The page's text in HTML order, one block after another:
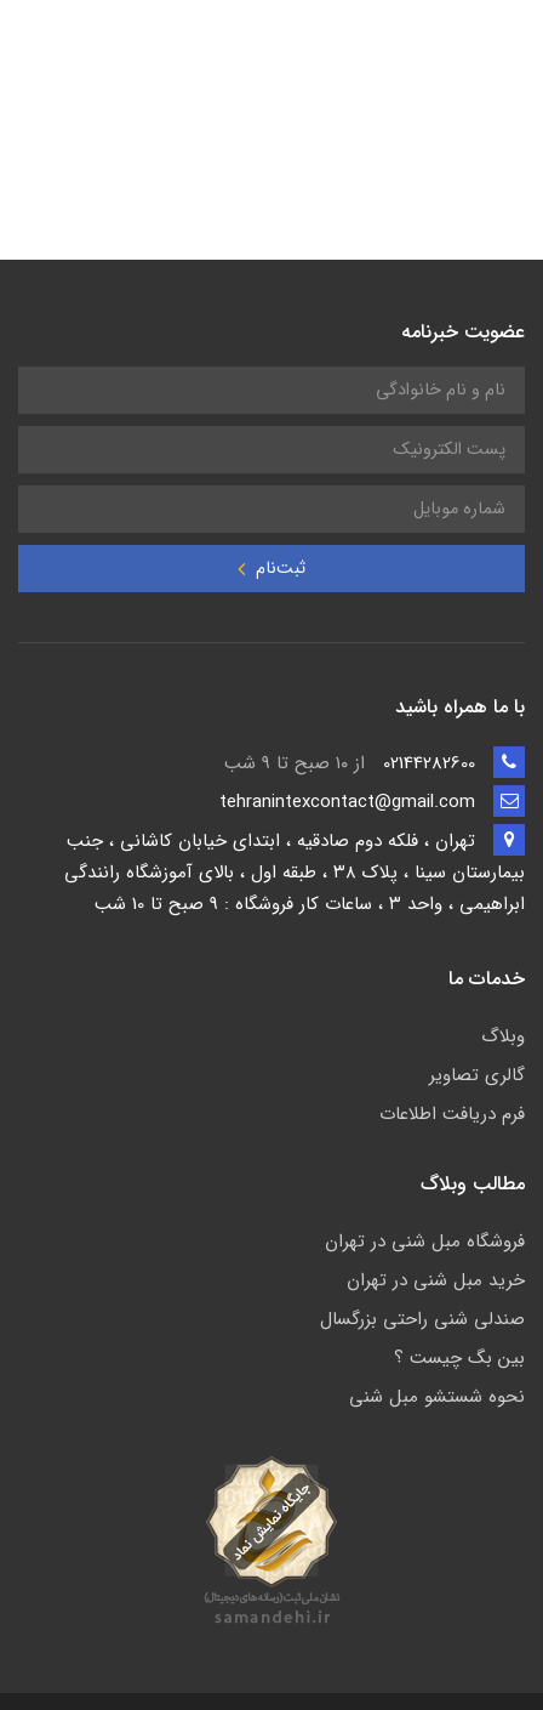
عضویت خبرنامه
ثبت‌نام
با ما همراه باشید
از ۱۰ صبح تا 9 شب
تهران ، فلکه دوم صادقیه ، ابتدای خیابان کاشانی ، جنب
بیمارستان سینا ، پلاک ۳۸ ، طبقه اول ، بالای آموزشگاه رانندگی
ابراهیمی ، واحد ۳ ، ساعات کار فروشگاه : 9 صبح تا 10 شب
خدمات ما
وبلاگ
گالری تصاویر
فرم دریافت اطلاعات
مطالب وبلاگ
فروشگاه مبل شنی در تهران
خرید مبل شنی در تهران
صندلی شنی راحتی بزرگسال
بین بگ چیست ؟
نحوه شستشو مبل شنی